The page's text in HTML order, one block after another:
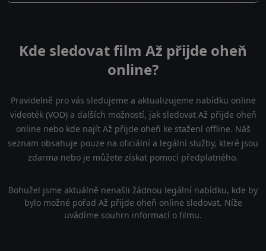
Kde sledovat film Až přijde oheň
online?
Pravidelně pro vás sledujeme a aktualizujeme nabídku online
videoték (VOD) a dalších možností, jak sledovat Až přijde oheň
online nebo kde najít Až přijde oheň ke stažení offline. Náš
seznam obsahuje pouze na oficiální a legální služby, které jsou
zdarma nebo je můžete získat pomocí předplatného.
Bohužel jsme aktuálně nenašli žádnou legální nabídku, kde by
bylo možné pořad Až přijde oheň online sledovat. Níže
uvádíme souhrn informací o filmu.